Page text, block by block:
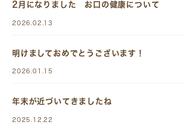
2月になりました お口の健康について
2026.02.13
明けましておめでとうございます！
2026.01.15
年末が近づいてきましたね
2025.12.22